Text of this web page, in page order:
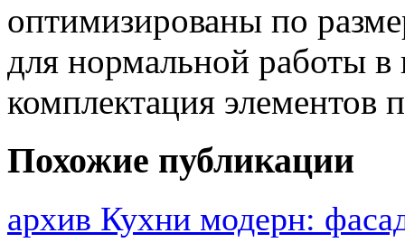
оптимизированы по
для нормальной работы
комплектация элементов
Похожие публикации
архив Кухни модерн: